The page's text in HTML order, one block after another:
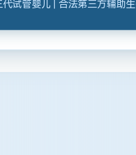
试管婴儿 | 合法第三方辅助